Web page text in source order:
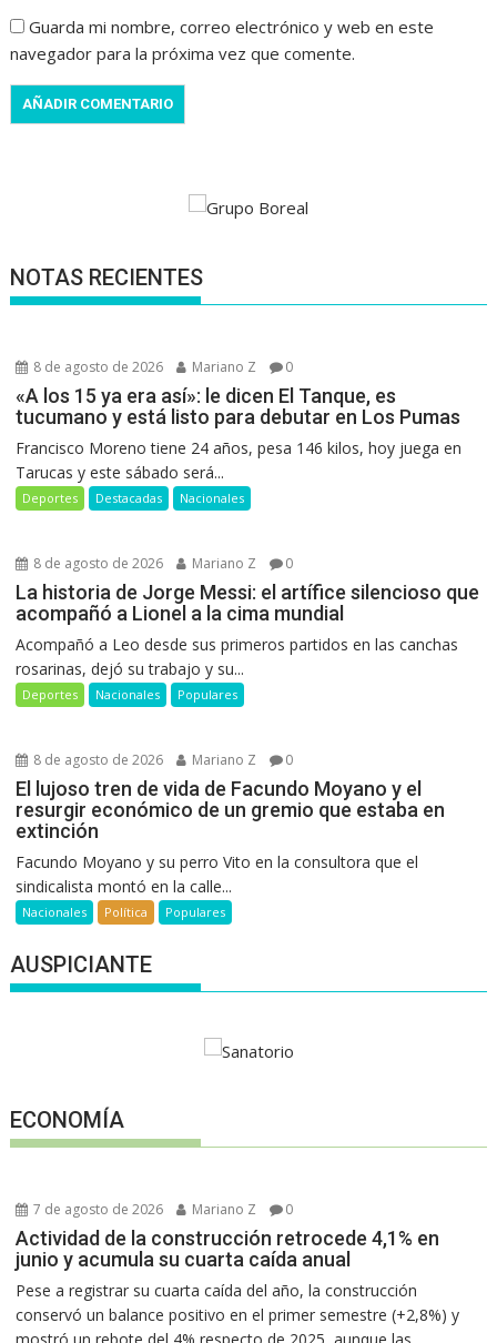
Guarda mi nombre, correo electrónico y web en este
navegador para la próxima vez que comente.
NOTAS RECIENTES
8 de agosto de 2026 Mariano Z 0
«A los 15 ya era así»: le dicen El Tanque, es
tucumano y está listo para debutar en Los Pumas
Francisco Moreno tiene 24 años, pesa 146 kilos, hoy juega en
Tarucas y este sábado será...
Deportes Destacadas Nacionales
8 de agosto de 2026 Mariano Z 0
La historia de Jorge Messi: el artífice silencioso que
acompañó a Lionel a la cima mundial
Acompañó a Leo desde sus primeros partidos en las canchas
rosarinas, dejó su trabajo y su...
Deportes Nacionales Populares
8 de agosto de 2026 Mariano Z 0
El lujoso tren de vida de Facundo Moyano y el
resurgir económico de un gremio que estaba en
extinción
Facundo Moyano y su perro Vito en la consultora que el
sindicalista montó en la calle...
Nacionales Política Populares
AUSPICIANTE
ECONOMÍA
7 de agosto de 2026 Mariano Z 0
Actividad de la construcción retrocede 4,1% en
junio y acumula su cuarta caída anual
Pese a registrar su cuarta caída del año, la construcción
conservó un balance positivo en el primer semestre (+2,8%) y